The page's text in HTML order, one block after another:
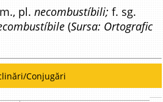
pl.necombustíbili; f. sg.
(Sursa: Ortografic
Conjugări